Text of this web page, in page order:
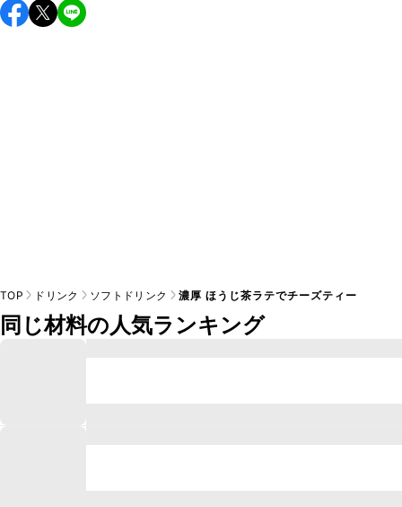
こちらのレシピは出来たてをお召し上がりいただくことをお
すすめします。
TOP ドリンク ソフトドリンク 濃厚 ほうじ茶ラテでチーズティー
同じ材料の人気ランキング